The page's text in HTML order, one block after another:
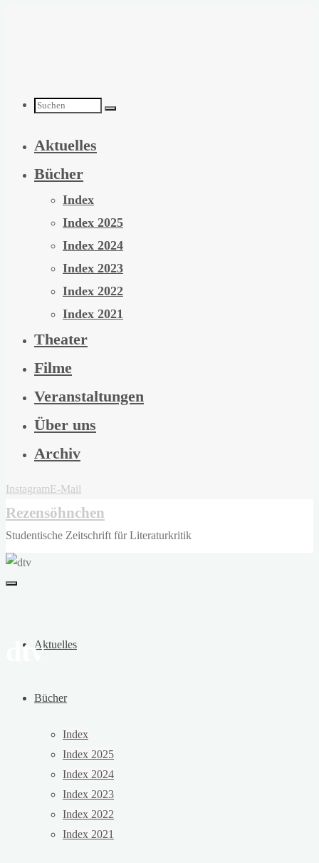
Suchen
nach:
Aktuelles
Bücher
Index
Index 2025
Index 2024
Index 2023
Index 2022
Index 2021
Theater
Filme
Veranstaltungen
Über uns
Archiv
InstagramE-Mail
Rezensöhnchen
Studentische Zeitschrift für Literaturkritik
Aktuelles
Bücher
Index
Index 2025
Index 2024
Index 2023
Index 2022
Index 2021
dtv